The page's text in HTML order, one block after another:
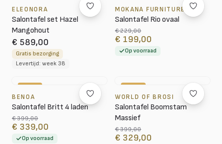
ELEONORA
Salontafel set Hazel
Mangohout
€ 589,00
Gratis bezorging
Levertijd: week 38
MOKANA FURNITURE
Salontafel Rio ovaal
€ 229,00
€ 199,00
Op voorraad
BENOA
Salontafel Britt 4 laden
€ 399,00
€ 339,00
Op voorraad
WORLD OF BROSI
Salontafel Boomstam
Massief
€ 399,00
€ 329,00